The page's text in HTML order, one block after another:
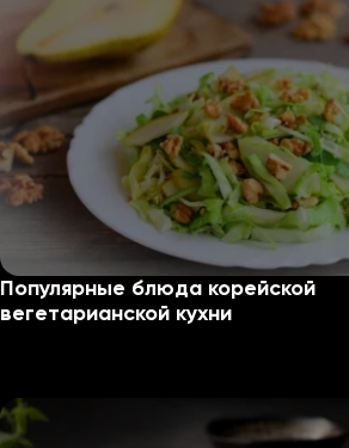
Популярные блюда корейской
вегетарианской кухни